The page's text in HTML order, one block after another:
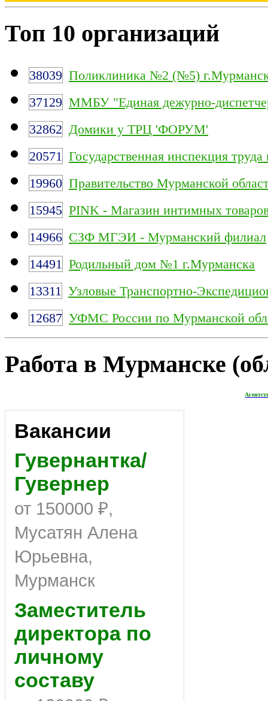
Топ 10 организаций
38039 Поликлиника №2 (№5)
37129 ММБУ "Единая дежурно-
32862 Домики у ТРЦ 'ФОРУМ'
20571 Государственная инспекция
19960 Правительство Мурманской
15945 PINK - Магазин интимных
14966 СЗФ МГЭИ - Мурманский филиал
14491 Родильный дом №1 г.Мурманска
13311 Узловые Транспортно-
12687 УФМС России по Мурманской
Работа в Мурманске
Вакансии
Гувернантка/
Гувернер
от 150000 ₽,
Мусатян Алена
Юрьевна,
Мурманск
Заместитель
директора по
личному
составу